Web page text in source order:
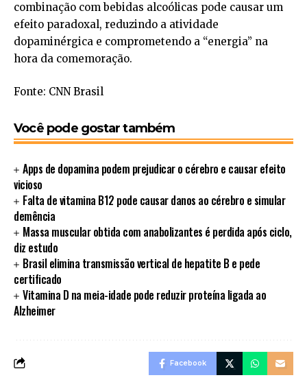
combinação com bebidas alcoólicas pode causar um
efeito paradoxal, reduzindo a atividade
dopaminérgica e comprometendo a “energia” na
hora da comemoração.
Fonte: CNN Brasil
Você pode gostar também
Apps de dopamina podem prejudicar o cérebro e causar efeito
vicioso
Falta de vitamina B12 pode causar danos ao cérebro e simular
demência
Massa muscular obtida com anabolizantes é perdida após ciclo,
diz estudo
Brasil elimina transmissão vertical de hepatite B e pede
certificado
Vitamina D na meia-idade pode reduzir proteína ligada ao
Alzheimer
Facebook